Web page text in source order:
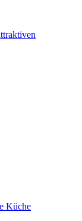
Küche